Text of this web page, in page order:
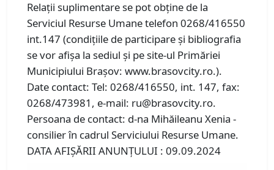
Relaţii suplimentare se pot obţine de la
Serviciul Resurse Umane telefon 0268/416550
int.147 (condiţiile de participare şi bibliografia
se vor afişa la sediul şi pe site-ul Primăriei
Municipiului Braşov: www.brasovcity.ro.).
Date contact: Tel: 0268/416550, int. 147, fax:
0268/473981, e-mail: ru@brasovcity.ro.
Persoana de contact: d-na Mihăileanu Xenia -
consilier în cadrul Serviciului Resurse Umane.
DATA AFIŞĂRII ANUNŢULUI : 09.09.2024